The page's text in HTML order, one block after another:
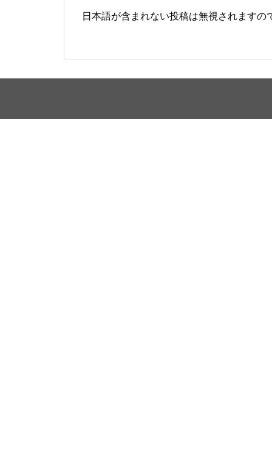
日本語が含まれない投稿は無視されます